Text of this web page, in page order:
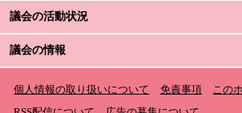
議会の活動状況
議会の情報
個人情報の取り扱いについて 免責事項
この